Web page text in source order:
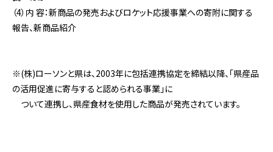
（4）内 容：新商品の発売およびロケット応援事業への寄附に関する
報告、新商品紹介
※(株)ローソンと県は、2003年に包括連携協定を締結以降、「県産品
の活用促進に寄与すると認められる事業」に
ついて連携し、県産食材を使用した商品が発売されています。